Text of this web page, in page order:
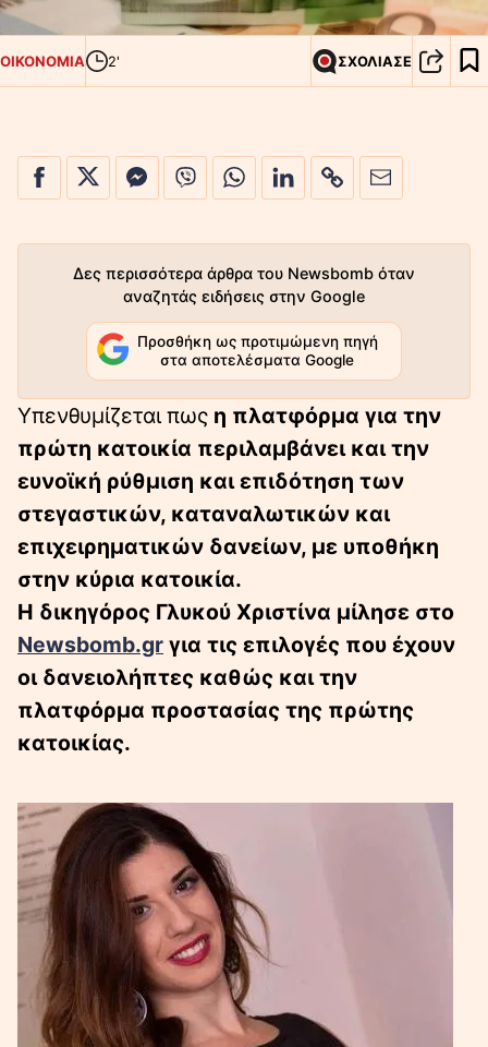
ΟΙΚΟΝΟΜΙΑ 2' ΣΧΟΛΙΑΣΕ
Δες περισσότερα άρθρα του Newsbomb όταν
αναζητάς ειδήσεις στην Google
Προσθήκη ως προτιμώμενη πηγή
στα αποτελέσματα Google
Υπενθυμίζεται πως η πλατφόρμα για την
πρώτη κατοικία περιλαμβάνει και την
ευνοϊκή ρύθμιση και επιδότηση των
στεγαστικών, καταναλωτικών και
επιχειρηματικών δανείων, με υποθήκη
στην κύρια κατοικία.
Η δικηγόρος Γλυκού Χριστίνα μίλησε στο
Newsbomb.gr για τις επιλογές που έχουν
οι δανειολήπτες καθώς και την
πλατφόρμα προστασίας της πρώτης
κατοικίας.